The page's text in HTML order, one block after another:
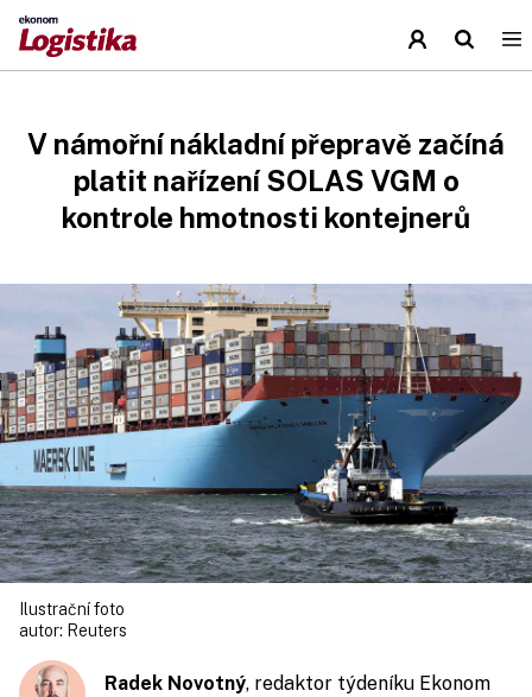
V námořní nákladní přepravě začíná
platit nařízení SOLAS VGM o
kontrole hmotnosti kontejnerů
Ilustrační foto
autor: Reuters
Radek Novotný, redaktor týdeníku Ekonom